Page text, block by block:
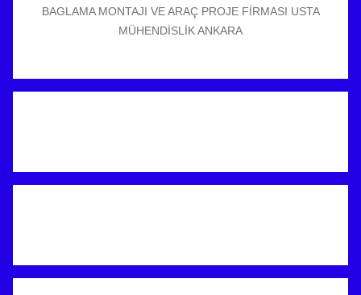
BAGLAMA MONTAJI VE ARAÇ PROJE FİRMASI USTA
MÜHENDİSLİK ANKARA